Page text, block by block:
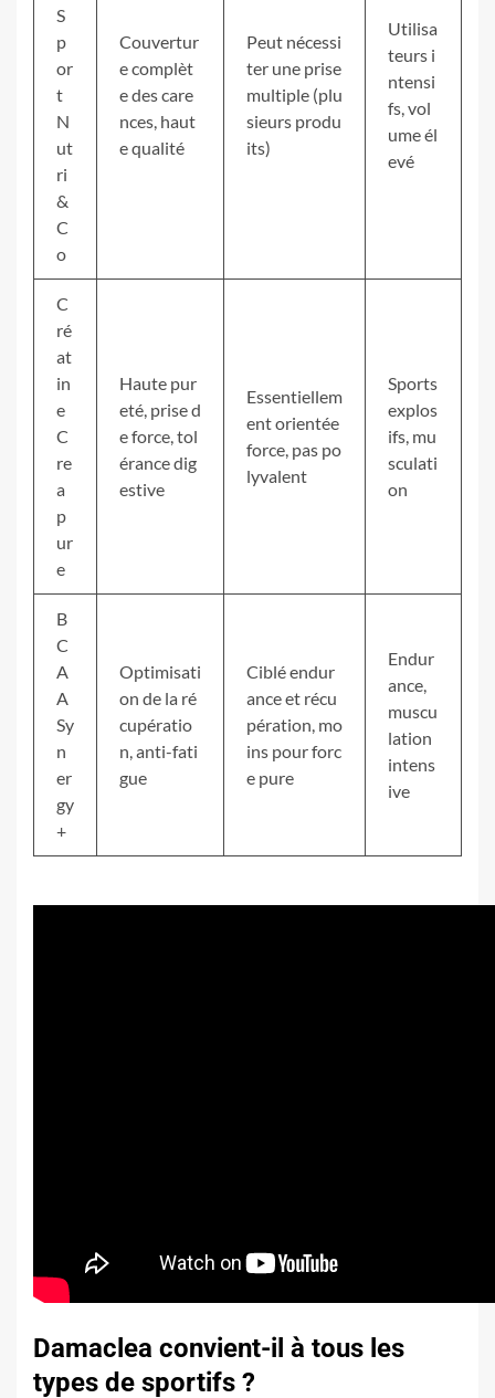
S
p
or
t
N
ut
ri
&
C
o
Couvertur
e complèt
e des care
nces, haut
e qualité
Peut nécessi
ter une prise
multiple (plu
sieurs produ
its)
Utilisa
teurs i
ntensi
fs, vol
ume él
evé
C
ré
at
in
e
C
re
a
p
ur
e
Haute pur
eté, prise d
e force, tol
érance dig
estive
Essentiellem
ent orientée
force, pas po
lyvalent
Sports
explos
ifs, mu
sculati
on
B
C
A
A
Sy
n
er
gy
+
Optimisati
on de la ré
cupératio
n, anti-fati
gue
Ciblé endur
ance et récu
pération, mo
ins pour forc
e pure
Endur
ance,
muscu
lation
intens
ive
Damaclea convient-il à tous les
types de sportifs ?